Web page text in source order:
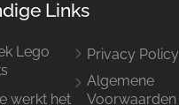
Links
Lego
werkt het
Privacy Policy
Algemene
Voorwaarden